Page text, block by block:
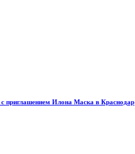
приглашением Илона Маска в Краснодар